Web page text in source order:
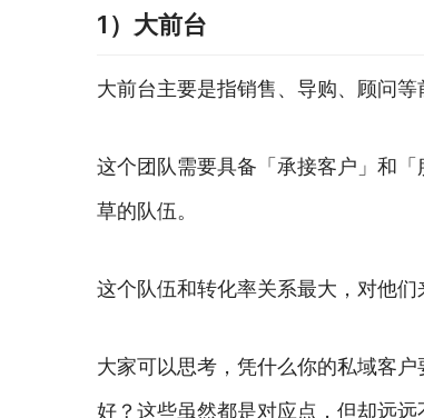
1）大前台
大前台主要是指销售、导购、顾问等
这个团队需要具备「承接客户」和
草的队伍。
这个队伍和转化率关系最大，对他们
大家可以思考，凭什么你的私域客
好？这些虽然都是对应点，但却远远